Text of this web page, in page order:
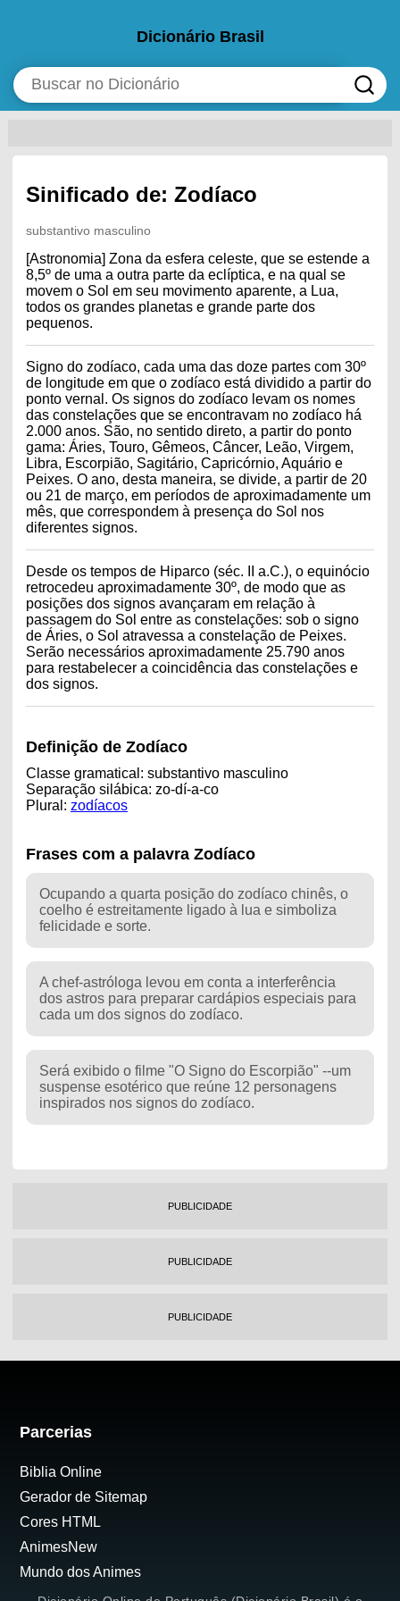
Dicionário Brasil
Sinificado de: Zodíaco
substantivo masculino
[Astronomia] Zona da esfera celeste, que se estende a
8,5º de uma a outra parte da eclíptica, e na qual se
movem o Sol em seu movimento aparente, a Lua,
todos os grandes planetas e grande parte dos
pequenos.
Signo do zodíaco, cada uma das doze partes com 30º
de longitude em que o zodíaco está dividido a partir do
ponto vernal. Os signos do zodíaco levam os nomes
das constelações que se encontravam no zodíaco há
2.000 anos. São, no sentido direto, a partir do ponto
gama: Áries, Touro, Gêmeos, Câncer, Leão, Virgem,
Libra, Escorpião, Sagitário, Capricórnio, Aquário e
Peixes. O ano, desta maneira, se divide, a partir de 20
ou 21 de março, em períodos de aproximadamente um
mês, que correspondem à presença do Sol nos
diferentes signos.
Desde os tempos de Hiparco (séc. II a.C.), o equinócio
retrocedeu aproximadamente 30º, de modo que as
posições dos signos avançaram em relação à
passagem do Sol entre as constelações: sob o signo
de Áries, o Sol atravessa a constelação de Peixes.
Serão necessários aproximadamente 25.790 anos
para restabelecer a coincidência das constelações e
dos signos.
Definição de Zodíaco
Classe gramatical: substantivo masculino
Separação silábica: zo-dí-a-co
Plural: zodíacos
Frases com a palavra Zodíaco
Ocupando a quarta posição do zodíaco chinês, o
coelho é estreitamente ligado à lua e simboliza
felicidade e sorte.
A chef-astróloga levou em conta a interferência
dos astros para preparar cardápios especiais para
cada um dos signos do zodíaco.
Será exibido o filme "O Signo do Escorpião" --um
suspense esotérico que reúne 12 personagens
inspirados nos signos do zodíaco.
PUBLICIDADE
PUBLICIDADE
PUBLICIDADE
Parcerias
Biblia Online
Gerador de Sitemap
Cores HTML
AnimesNew
Mundo dos Animes